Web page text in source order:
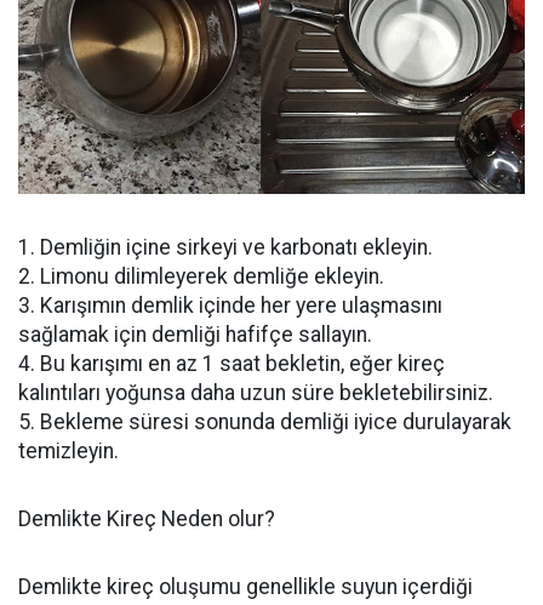
1. Demliğin içine sirkeyi ve karbonatı ekleyin.
2. Limonu dilimleyerek demliğe ekleyin.
3. Karışımın demlik içinde her yere ulaşmasını
sağlamak için demliği hafifçe sallayın.
4. Bu karışımı en az 1 saat bekletin, eğer kireç
kalıntıları yoğunsa daha uzun süre bekletebilirsiniz.
5. Bekleme süresi sonunda demliği iyice durulayarak
temizleyin.
Demlikte Kireç Neden olur?
Demlikte kireç oluşumu genellikle suyun içerdiği